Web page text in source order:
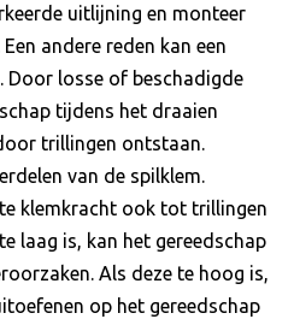
uitlijning en monteer
andere reden kan een
Door losse of beschadigde
tijdens het draaien
trillingen ontstaan.
van de spilklem.
klemkracht ook tot trillingen
laag is, kan het gereedschap
Als deze te hoog is,
op het gereedschap